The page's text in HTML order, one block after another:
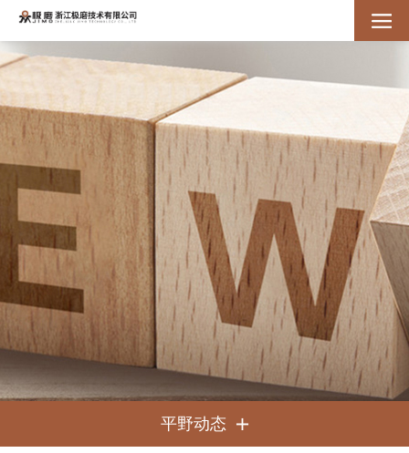
平野动态 